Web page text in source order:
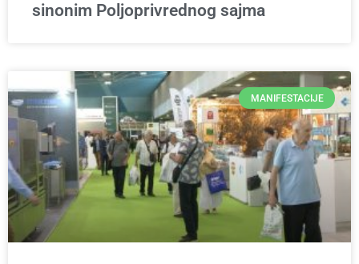
sinonim Poljoprivrednog sajma
MANIFESTACIJE